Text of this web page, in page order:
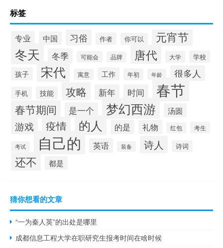
标签
专业 中国 习俗 作者 你可以 元宵节
冬天 冬季 可能会 品牌 唐代 大学 学校
孩子 宋代 寓意 工作 年初 年龄 很多人
手机 技能 攻略 新年 时间 春节
春节期间 是一个 梦幻西游 汤圆
游戏 疫情 的人 的是 礼物 红包 考生
考试 自己的 英语 装备 诗人 诗词
还不 都是
猜你想看的文章
“一为秦人英”的出处是哪里
成都信息工程大学在职研究生报考时间在啥时候